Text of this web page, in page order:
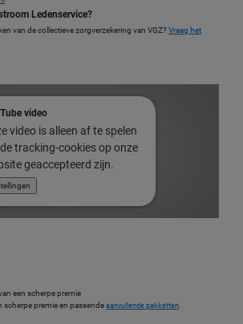
Ledenservice?
van de collectieve zorgverzekering van VGZ?Vraag het
video
video is alleen af te spelen
tracking-cookies op onze
geaccepteerd zijn.
een scherpe premie
scherpe premie en passendeaanvullende pakketten